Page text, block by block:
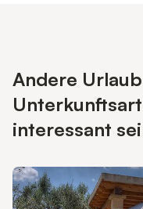
Andere
interessant